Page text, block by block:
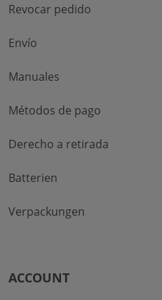
Revocar pedido
Envío
Manuales
Métodos de pago
Derecho a retirada
Batterien
Verpackungen
ACCOUNT